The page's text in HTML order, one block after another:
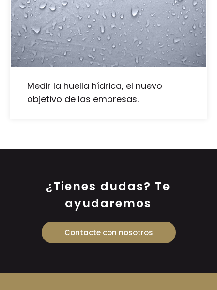
Medir la huella hídrica, el nuevo
objetivo de las empresas.
¿Tienes dudas? Te
ayudaremos
Contacte con nosotros